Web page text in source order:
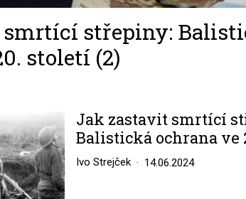
střepiny:
století (2)
Jak zastavit smrtící
Balistická ochrana ve
Ivo Strejček 14.06.2024